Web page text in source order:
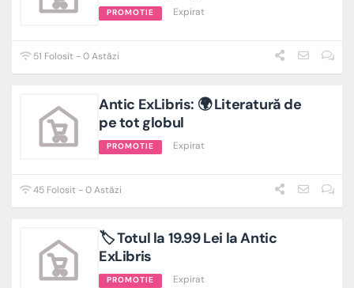
PROMOTIE Expirat
51 Folosit - 0 Astăzi
Antic ExLibris: 🌍 Literatură de
pe tot globul
PROMOTIE Expirat
45 Folosit - 0 Astăzi
🏷️ Totul la 19.99 Lei la Antic
ExLibris
PROMOTIE Expirat